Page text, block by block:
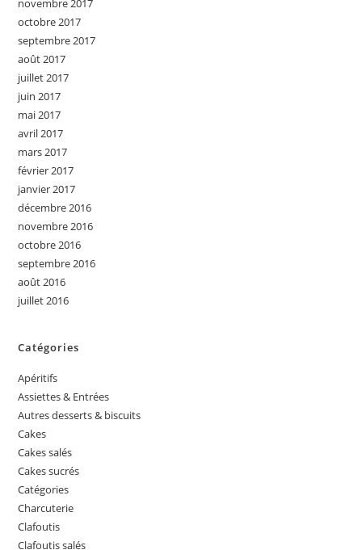
novembre 2017
octobre 2017
septembre 2017
août 2017
juillet 2017
juin 2017
mai 2017
avril 2017
mars 2017
février 2017
janvier 2017
décembre 2016
novembre 2016
octobre 2016
septembre 2016
août 2016
juillet 2016
Catégories
Apéritifs
Assiettes & Entrées
Autres desserts & biscuits
Cakes
Cakes salés
Cakes sucrés
Catégories
Charcuterie
Clafoutis
Clafoutis salés